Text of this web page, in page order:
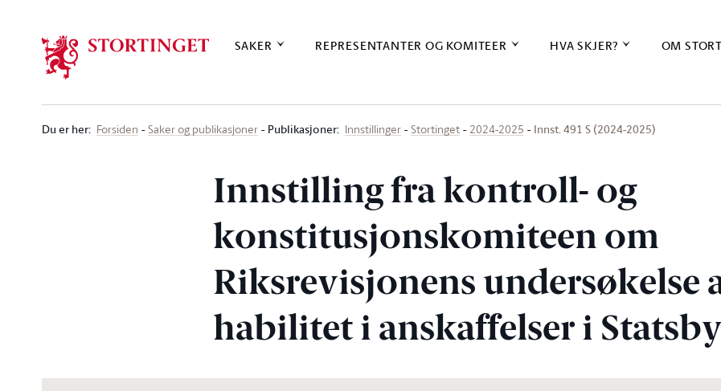
SAKER REPRESENTANTER OG KOMITEER HVA SKJER? OM
Du er her: Forsiden Saker og publikasjoner Publikasjoner: Innstillinger Stortinget 2024-2025 Innst. 491 S (2024-2025)
Innstilling fra kontroll- og
konstitusjonskomiteen om
Riksrevisjonens undersøkelse
habilitet i anskaffelser i